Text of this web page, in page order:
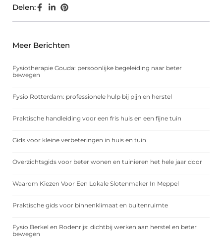
Delen:
Meer Berichten
Fysiotherapie Gouda: persoonlijke begeleiding naar beter
bewegen
Fysio Rotterdam: professionele hulp bij pijn en herstel
Praktische handleiding voor een fris huis en een fijne tuin
Gids voor kleine verbeteringen in huis en tuin
Overzichtsgids voor beter wonen en tuinieren het hele jaar door
Waarom Kiezen Voor Een Lokale Slotenmaker In Meppel
Praktische gids voor binnenklimaat en buitenruimte
Fysio Berkel en Rodenrijs: dichtbij werken aan herstel en beter
bewegen